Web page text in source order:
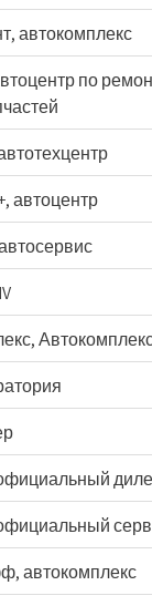
автокомплекс
по
автоцентр
автокомплекс